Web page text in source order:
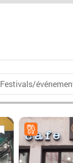
Festivals/